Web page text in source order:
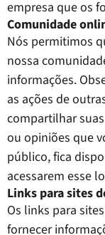
empresa que os
Comunidade
Nós permitimos
nossa
informações.
as ações de
compartilhar
ou opiniões que
público, fica
acessarem esse
Links para sites
Os links para
fornecer